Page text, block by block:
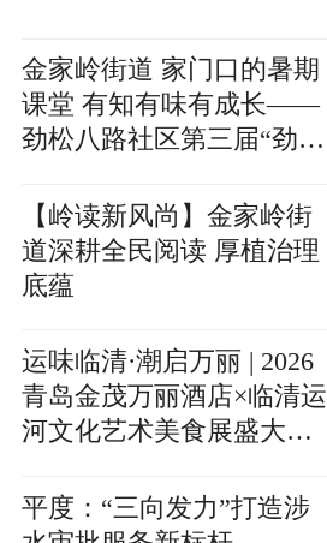
金家岭街道 家门口的暑期
课堂 有知有味有成长——
劲松八路社区第三届“劲松
托管班开课啦
【岭读新风尚】金家岭街
道深耕全民阅读 厚植治理
底蕴
运味临清·潮启万丽 | 2026
青岛金茂万丽酒店×临清运
河文化艺术美食展盛大启
平度：“三向发力”打造涉